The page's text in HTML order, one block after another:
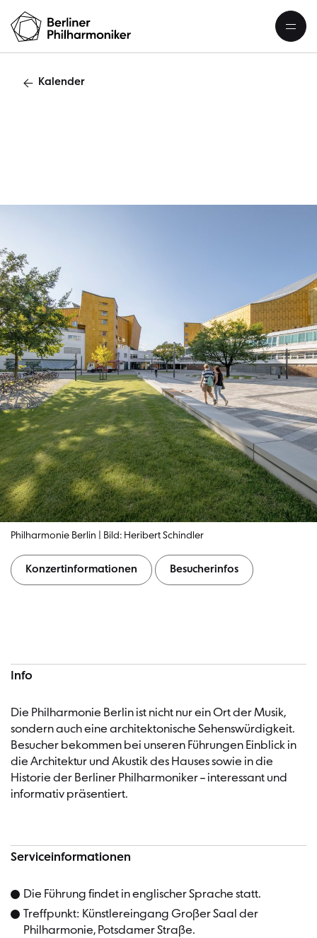
Kalender
Philharmonie Berlin | Bild: Heribert Schindler
Konzertinformationen Besucherinfos
Info
Die Philharmonie Berlin ist nicht nur ein Ort der Musik,
sondern auch eine architektonische Sehenswürdigkeit.
Besucher bekommen bei unseren Führungen Einblick in
die Architektur und Akustik des Hauses sowie in die
Historie der Berliner Philharmoniker – interessant und
informativ präsentiert.
Serviceinformationen
Die Führung findet in englischer Sprache statt.
Treffpunkt: Künstlereingang Großer Saal der
Philharmonie, Potsdamer Straße.